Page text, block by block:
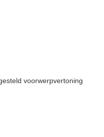
voorwerpvertoning